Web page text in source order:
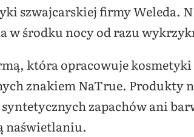
szwajcarskiej firmy Weleda.
w środku nocy od razu
która opracowuje
znakiem NaTrue. Produkty
zapachów ani
naświetlaniu.